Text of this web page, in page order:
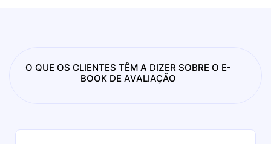
O QUE OS CLIENTES TÊM A DIZER SOBRE O E-
BOOK DE AVALIAÇÃO